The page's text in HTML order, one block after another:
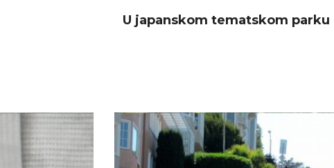
U japanskom tematskom